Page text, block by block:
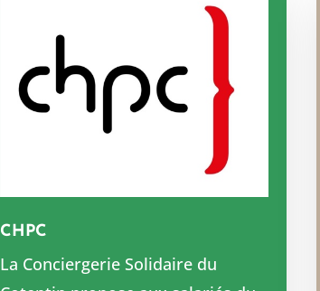
CHPC
La Conciergerie Solidaire du